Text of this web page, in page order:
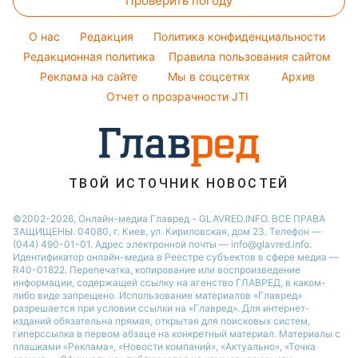
Новости Черкассы
Максим Галкин
Настя Каменских
Виталий Козловский
Погода на завтра
Пылевая буря
Окрашивание волос
Красивый маникюр
Модные ошибки
Новости моды
Советы от Андре Тана
O нас Редакция
Политика конфиденциальности
Редакционная политика
Правила пользования сайтом
Реклама на сайте
Мы в соцсетях
Архив
Отчет о прозрачности JTI
ТВОЙ ИСТОЧНИК НОВОСТЕЙ
©2002-2026, Онлайн-медиа Главред - GLAVRED.INFO. ВСЕ ПРАВА
ЗАЩИЩЕНЫ. 04080, г. Киев, ул. Кириловская, дом 23. Телефон —
(044) 490-01-01. Адрес электронной почты — info@glavred.info.
Идентификатор онлайн-медиа в Реестре cубъектов в сфере медиа —
R40-01822. Перепечатка, копирование или воспроизведение
информации, содержащей ссылку на агенство ГЛАВРЕД, в каком-
либо виде запрещено. Использование материалов «Главред»
разрешается при условии ссылки на «Главред». Для интернет-
изданий обязательна прямая, открытая для поисковых систем,
гиперссылка в первом абзаце на конкретный материал. Материалы с
плашками «Реклама», «Новости компаний», «Актуально», «Точка